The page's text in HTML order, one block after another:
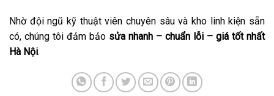
Nhờ đội ngũ kỹ thuật viên chuyên sâu và kho linh kiện sẵn
có, chúng tôi đảm bảo sửa nhanh – chuẩn lỗi – giá tốt nhất
Hà Nội.